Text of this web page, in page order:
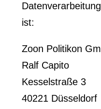
ist:
Zoon Politikon
Ralf Capito
Kesselstraße 3
40221 Düsseldorf